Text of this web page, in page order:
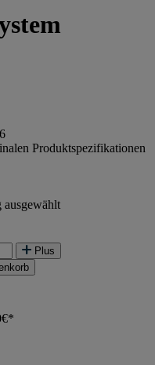
Produktspezifikationen
ausgewählt
Plus